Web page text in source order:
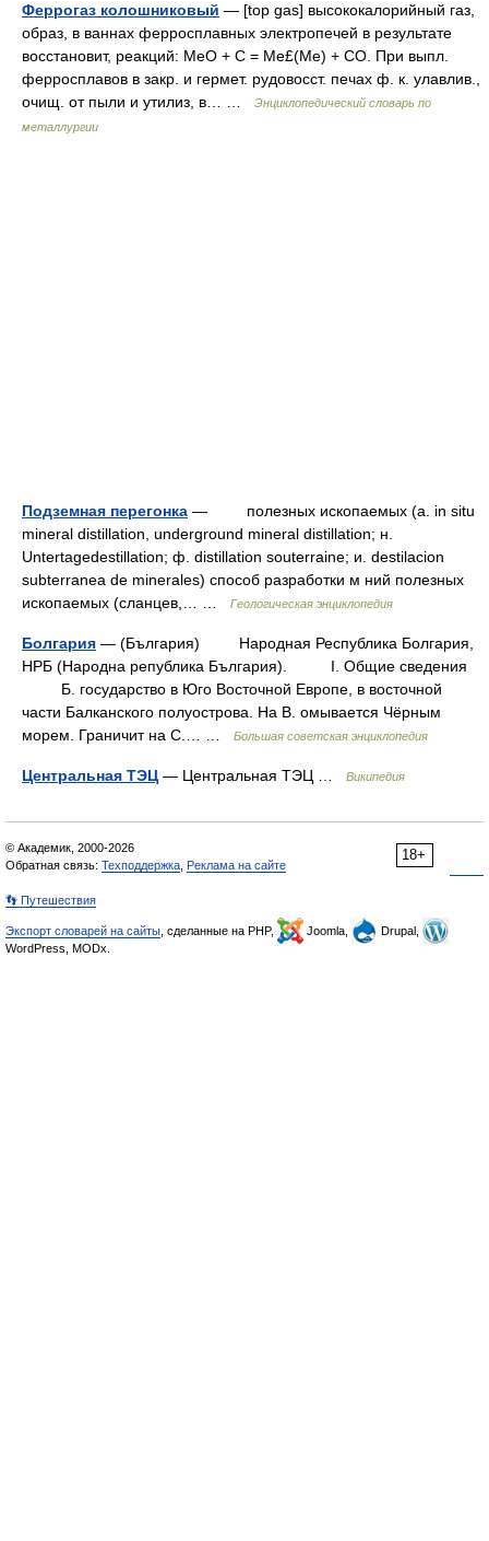
Феррогаз колошниковый — [top gas] высококалорийный газ,
образ, в ваннах ферросплавных электропечей в результате
восстановит, реакций: МеО + С = Ме£(Ме) + СО. При выпл.
ферросплавов в закр. и гермет. рудовосст. печах ф. к. улавлив.,
очищ. от пыли и утилиз, в… …
Энциклопедический словарь по
металлургии
Подземная перегонка — полезных ископаемыx (a. in situ
mineral distillation, underground mineral distillation; н.
Untertagedestillation; ф. distillation souterraine; и. destilacion
subterranea de minerales) способ разработки м ний полезных
ископаемых (сланцев,… …
Геологическая энциклопедия
Болгария — (България) Народная Республика Болгария,
НРБ (Народна република България). I. Общие сведения
Б. государство в Юго Восточной Европе, в восточной
части Балканского полуострова. На В. омывается Чёрным
морем. Граничит на С.… …
Большая советская энциклопедия
Центральная ТЭЦ — Центральная ТЭЦ … Википедия
18+
© Академик, 2000-2026
Обратная связь: Техподдержка Реклама на сайте
👣 Путешествия
Экспорт словарей на сайты , сделанные на PHP, Joomla,
Drupal,
WordPress, MODx.